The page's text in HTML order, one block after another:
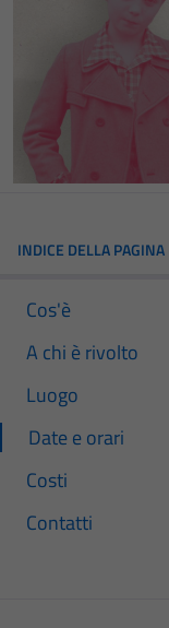
INDICE DELLA PAGINA
Cos'è
A chi è rivolto
Luogo
Date e orari
Costi
Contatti